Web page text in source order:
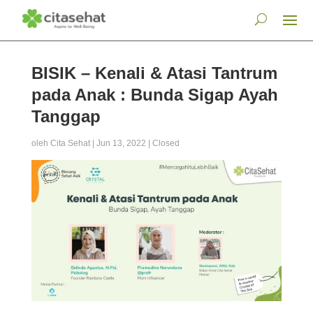
BISIK – Kenali & Atasi Tantrum
pada Anak : Bunda Sigap Ayah
Tanggap
oleh Cita Sehat| Jun 13, 2022 Closed